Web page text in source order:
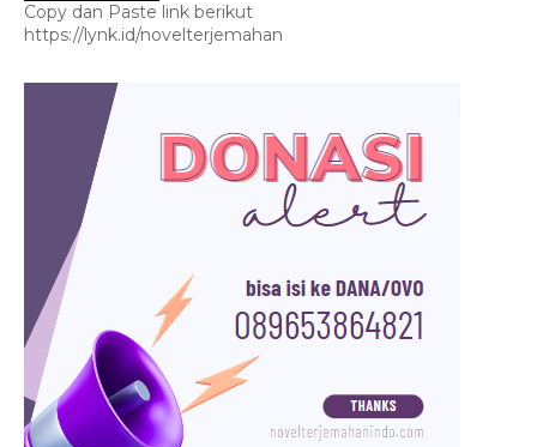
Copy dan Paste link berikut
https://lynk.id/novelterjemahan